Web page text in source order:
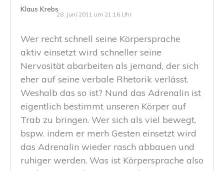
Klaus Krebs
28. Juni 2011 um 21:16 Uhr
Wer recht schnell seine Körpersprache
aktiv einsetzt wird schneller seine
Nervosität abarbeiten als jemand, der sich
eher auf seine verbale Rhetorik verlässt.
Weshalb das so ist? Nund das Adrenalin ist
eigentlich bestimmt unseren Körper auf
Trab zu bringen. Wer sich als viel bewegt,
bspw. indem er merh Gesten einsetzt wird
das Adrenalin wieder rasch abbauen und
ruhiger werden. Was ist Körpersprache also